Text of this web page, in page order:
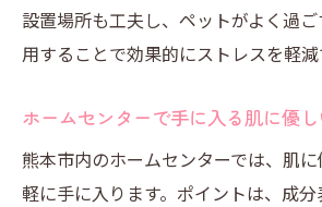
設置場所も工夫し、ペットがよく過
用することで効果的にストレスを軽減
ホームセンターで手に入る肌に優
熊本市内のホームセンターでは、肌
軽に手に入ります。ポイントは、成